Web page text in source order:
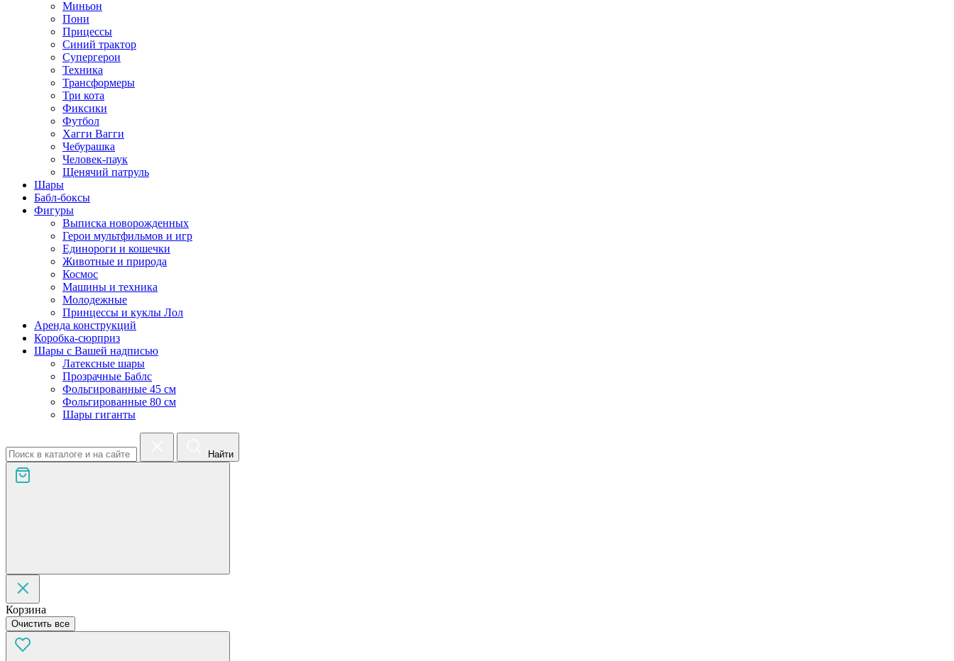
Миньон
Пони
Прицессы
Синий трактор
Супергерои
Техника
Трансформеры
Три кота
Фиксики
Футбол
Хагги Вагги
Чебурашка
Человек-паук
Щенячий патруль
Шары
Бабл-боксы
Фигуры
Выписка новорожденных
Герои мультфильмов и игр
Единороги и кошечки
Животные и природа
Космос
Машины и техника
Молодежные
Принцессы и куклы Лол
Аренда конструкций
Коробка-сюрприз
Шары с Вашей надписью
Латексные шары
Прозрачные Баблс
Фольгированные 45 см
Фольгированные 80 см
Шары гиганты
Найти
Корзина
Очистить все